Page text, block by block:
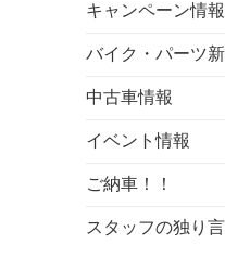
キャンペーン情報
バイク・パーツ
中古車情報
イベント情報
ご納車！！
スタッフの独り言